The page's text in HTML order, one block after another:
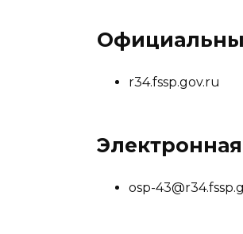
r34.fssp.gov.ru
osp-